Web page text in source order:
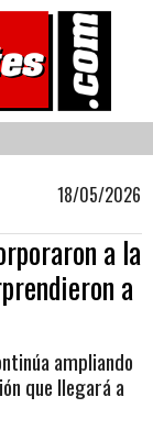
18/05/2026
a la
a
ampliando
que llegará a